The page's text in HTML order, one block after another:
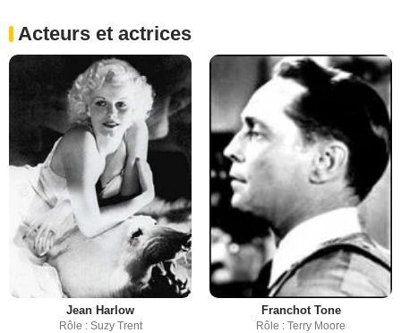
Acteurs et actrices
Jean Harlow
Rôle : Suzy Trent
Franchot Tone
Rôle : Terry Moore